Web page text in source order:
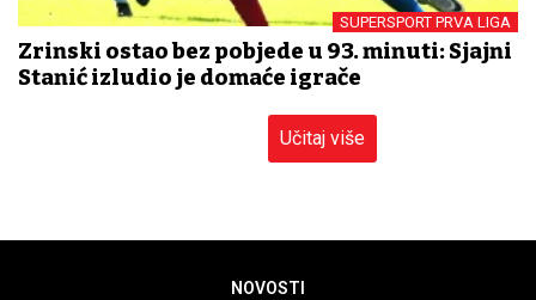
SUPERSPORT PRVA LIGA
Zrinski ostao bez pobjede u 93. minuti: Sjajni
Stanić izludio je domaće igrače
Učitaj više
NOVOSTI